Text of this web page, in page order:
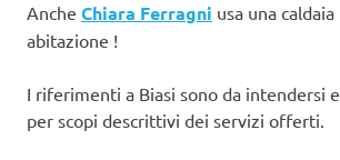
Anche Chiara Ferragni usa una
abitazione !
I riferimenti a Biasi sono da intendersi
per scopi descrittivi dei servizi offerti.